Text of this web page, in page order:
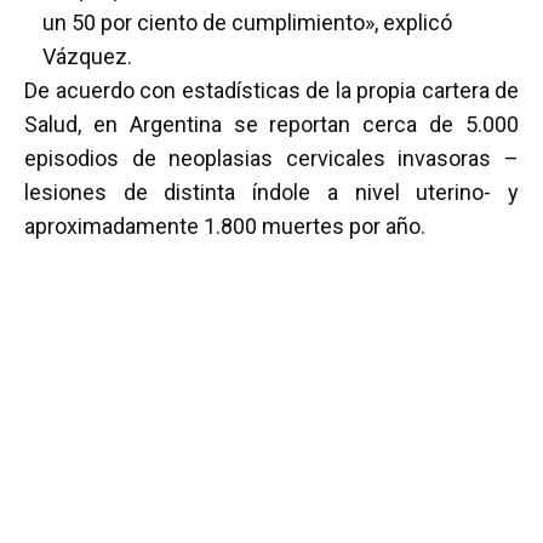
un 50 por ciento de cumplimiento», explicó
Vázquez.
De acuerdo con estadísticas de la propia cartera de
Salud, en Argentina se reportan cerca de 5.000
episodios de neoplasias cervicales invasoras –
lesiones de distinta índole a nivel uterino- y
aproximadamente 1.800 muertes por año.